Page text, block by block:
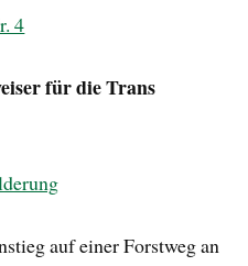
für die Trans
auf einer Forstweg an